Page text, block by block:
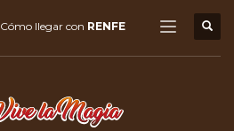
Cómo llegar con RENFE